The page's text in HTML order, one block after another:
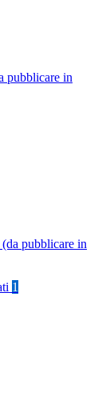
pubblicare in
pubblicare in
1